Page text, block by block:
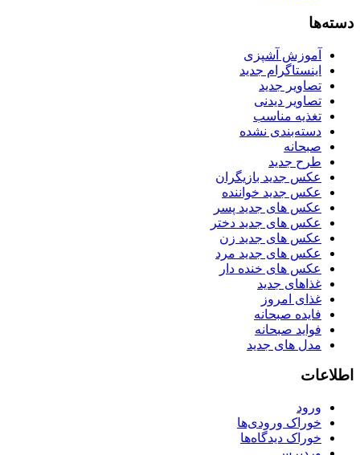
دسته‌ها
آموزش آشپزی
اینستاگرام جدید
تصاویر جدید
تصاویر دیدنی
تغذیه مناسب
دسته‌بندی نشده
صبحانه
طرح جدید
عکس جدید بازیگران
عکس جدید خواننده
عکس های جدید پسر
عکس های جدید دختر
عکس های جدید زن
عکس های جدید مرد
عکس های خنده دار
غذاهای جدید
غذای امروز
فایده صبحانه
فواید صبحانه
مدل های جدید
اطلاعات
ورود
خوراک ورودی‌ها
خوراک دیدگاه‌ها